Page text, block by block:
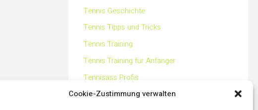
Cookie-Zustimmung verwalten
Tennis Geschichte
Tennis Tipps und Tricks
Tennis Training
Tennis Training für Anfänger
Tennisass Profis
Tennisbälle